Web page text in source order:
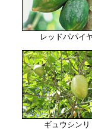
レッドパパイ
ギュウシンリ